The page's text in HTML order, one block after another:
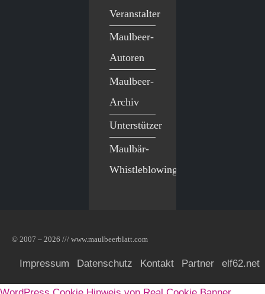
Veranstalter
Maulbeer-
Autoren
Maulbeer-
Archiv
Unterstützer
Maulbär-
Whistleblowing
© 2007 – 2026 /// www.maulbeerblatt.com
Impressum Datenschutz Kontakt Partner elf62.net